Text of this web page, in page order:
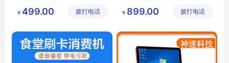
ic卡充值消费售饭机
有限公司
￥ 499.00 拨打电话
美食城一卡通饭卡机
有限公司
￥ 899.00 拨打电话